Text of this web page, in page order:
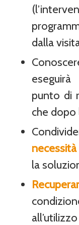
dalla
punto di
che dopo
la